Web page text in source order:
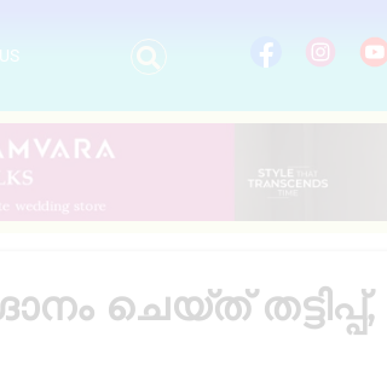
ചെയ്ത് തട്ടിപ്പ്,